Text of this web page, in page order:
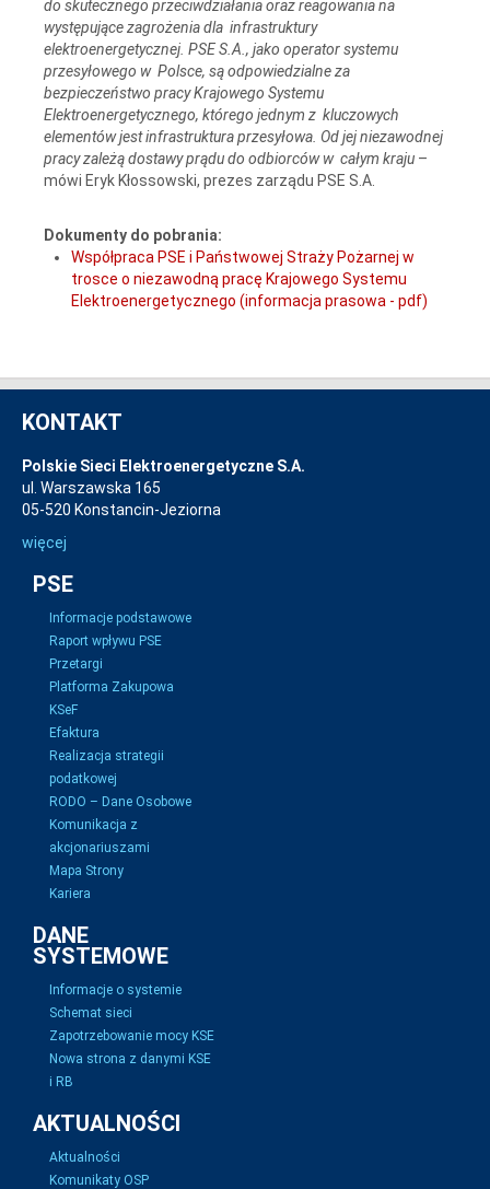
do skutecznego przeciwdziałania oraz reagowania na
występujące zagrożenia dla infrastruktury
elektroenergetycznej. PSE S.A., jako operator systemu
przesyłowego w Polsce, są odpowiedzialne za
bezpieczeństwo pracy Krajowego Systemu
Elektroenergetycznego, którego jednym z kluczowych
elementów jest infrastruktura przesyłowa. Od jej niezawodnej
pracy zależą dostawy prądu do odbiorców w całym kraju –
mówi Eryk Kłossowski, prezes zarządu PSE S.A.
Dokumenty do pobrania:
Współpraca PSE i Państwowej Straży Pożarnej w
trosce o niezawodną pracę Krajowego Systemu
Elektroenergetycznego (informacja prasowa - pdf)
KONTAKT
Polskie Sieci Elektroenergetyczne S.A.
ul. Warszawska 165
05-520 Konstancin-Jeziorna
więcej
PSE
Informacje podstawowe
Raport wpływu PSE
Przetargi
Platforma Zakupowa
KSeF
Efaktura
Realizacja strategii
podatkowej
RODO – Dane Osobowe
Komunikacja z
akcjonariuszami
Mapa Strony
Kariera
DANE
SYSTEMOWE
Informacje o systemie
Schemat sieci
Zapotrzebowanie mocy KSE
Nowa strona z danymi KSE
i RB
AKTUALNOŚCI
Aktualności
Komunikaty OSP